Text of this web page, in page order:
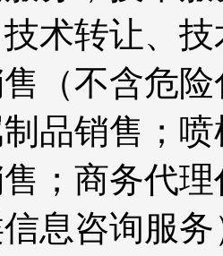
术转让、
（不含危
品销售；
；商务代
息咨询服